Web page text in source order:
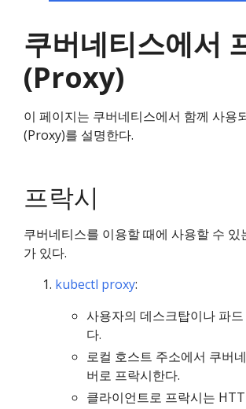
쿠버네티스에서
(Proxy)
이 페이지는 쿠버네티스에서 함께 사용
(Proxy)를 설명한다.
프락시
쿠버네티스를 이용할 때에 사용할 수 있
가 있다.
kubectl proxy:
사용자의 데스크탑이나 파
다.
로컬 호스트 주소에서 쿠버
버로 프락시한다.
클라이언트로 프락시는